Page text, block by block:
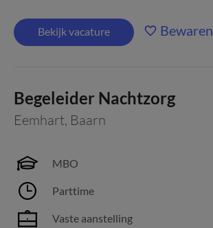
Bekijk vacature Bewaren
Begeleider Nachtzorg
Eemhart, Baarn
MBO
Parttime
Vaste aanstelling